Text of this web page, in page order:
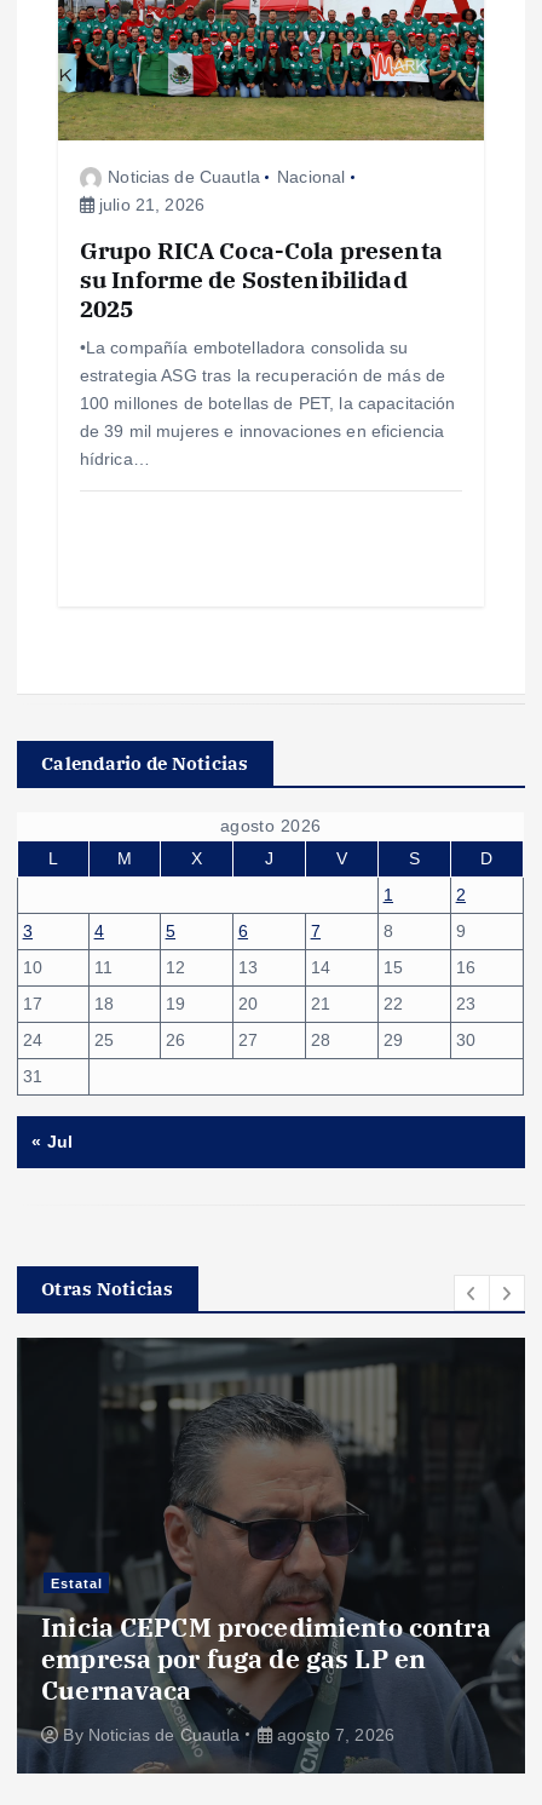
Noticias de Cuautla
Nacional
julio 21, 2026
Grupo RICA Coca-Cola presenta
su Informe de Sostenibilidad
2025
•La compañía embotelladora consolida su
estrategia ASG tras la recuperación de más de
100 millones de botellas de PET, la capacitación
de 39 mil mujeres e innovaciones en eficiencia
hídrica…
Calendario de Noticias
agosto 2026
L
M X J V S
D
1
2
3
4 5 6 7 8
9
10
11 12 13 14 15
16
17
18 19 20 21 22
23
24
25 26 27 28 29
30
31
« Jul
Otras Noticias
Estatal
Inicia CEPCM procedimiento contra
empresa por fuga de gas LP en
Cuernavaca
By Noticias de Cuautla agosto 7, 2026